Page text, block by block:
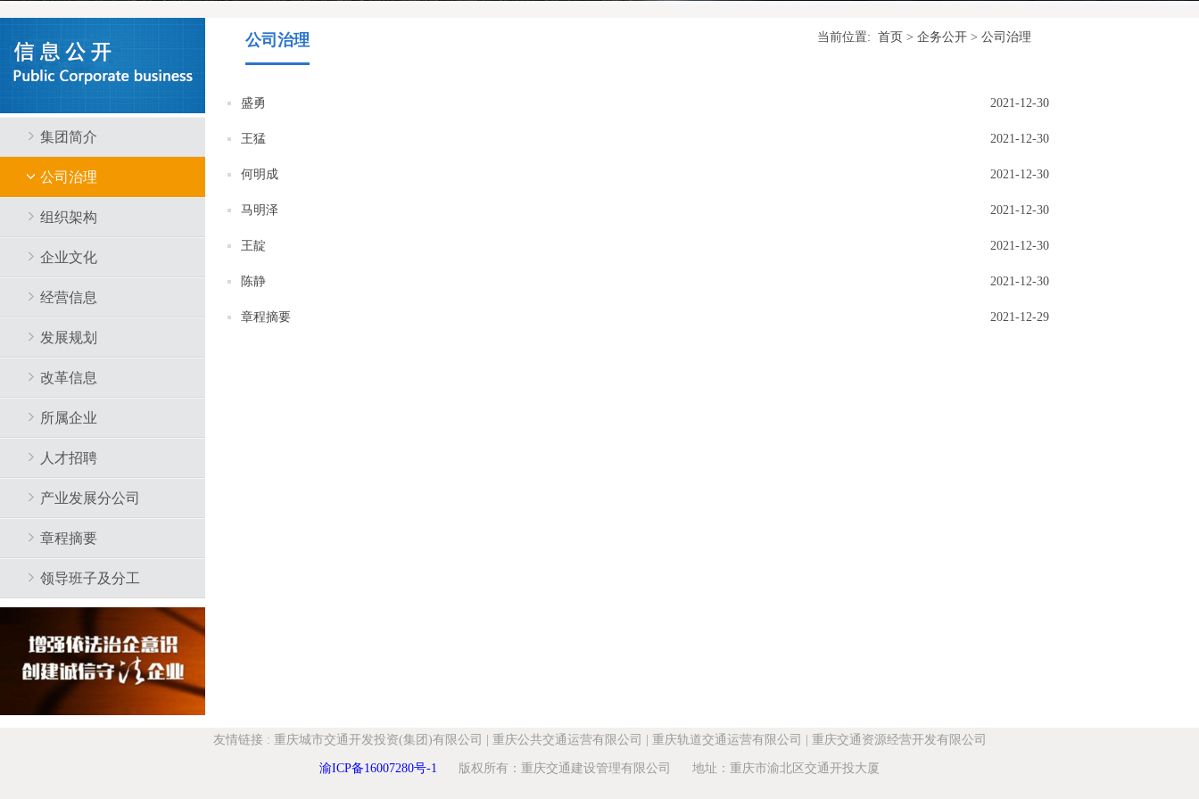
集团简介
公司治理
组织架构
企业文化
经营信息
发展规划
改革信息
所属企业
人才招聘
产业发展分公司
章程摘要
领导班子及分工
公司治理 当前位置: 首页 > 企务公开 > 公司治理
盛勇 2021-12-30
王猛 2021-12-30
何明成 2021-12-30
马明泽 2021-12-30
王靛 2021-12-30
陈静 2021-12-30
章程摘要 2021-12-29
友情链接 : 重庆城市交通开发投资(集团)有限公司 重庆公共交通运营有限公司 重庆轨道交通运营有限公司 重庆交通资源经营开发有限公司
渝ICP备16007280号-1 版权所有：重庆交通建设管理有限公司 地址：重庆市渝北区交通开投大厦